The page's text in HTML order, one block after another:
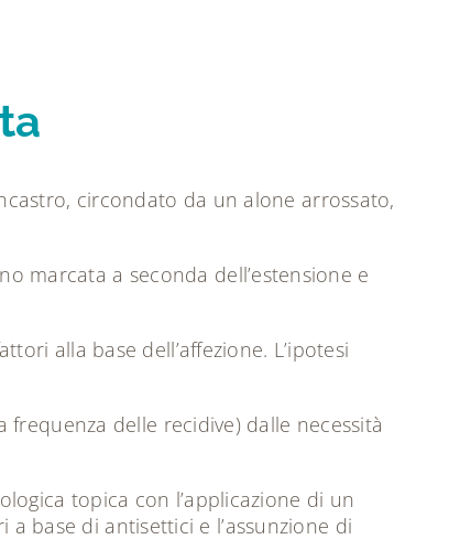
circondato da un alone arrossato,
marcata a seconda dell’estensione e
alla base dell’affezione. L’ipotesi
delle recidive) dalle necessità
topica con l’applicazione di un
base di antisettici e l’assunzione di